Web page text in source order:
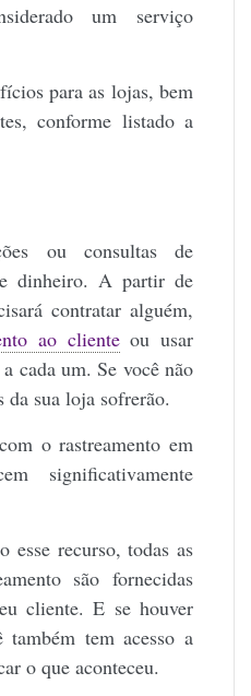
um serviço
para as lojas, bem
conforme listado a
ou consultas de
dinheiro. A partir de
contratar alguém,
ao clienteou usar
cada um. Se você não
da sua loja sofrerão.
o rastreamento em
significativamente
esse recurso, todas as
são fornecidas
cliente. E se houver
também tem acesso a
o que aconteceu.